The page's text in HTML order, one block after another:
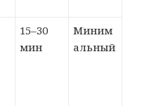
15–30
мин
Миним
альный